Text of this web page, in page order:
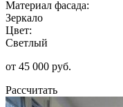
Материал фасада:
Зеркало
Цвет:
Светлый
от 45 000 руб.
Рассчитать